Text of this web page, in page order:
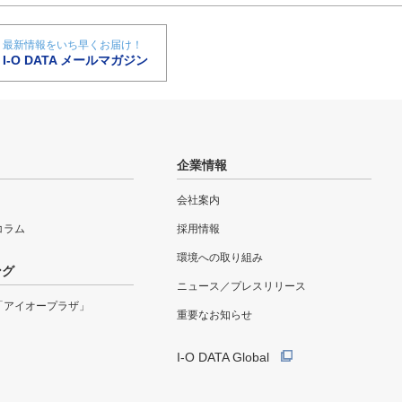
最新情報をいち早くお届け！
I-O DATA メールマガジン
ラム
イオープラザ」
企業情報
会社案内
採用情報
環境への取り組み
ニュース／プレスリリース
重要なお知らせ
I-O DATA Global